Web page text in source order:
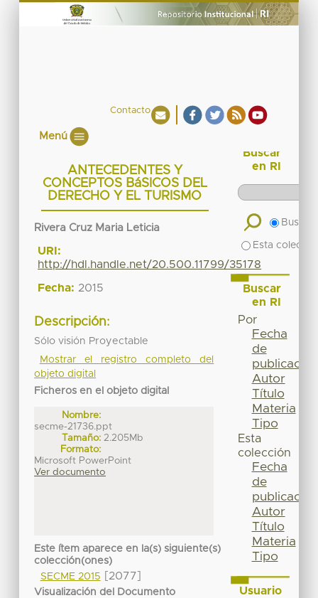
Contacto
Menú
ANTECEDENTES Y
CONCEPTOS BáSICOS DEL
DERECHO Y EL TURISMO
Rivera Cruz Maria Leticia
URI:
http://hdl.handle.net/20.500.11799/35178
Fecha: 2015
Descripción:
Sólo visión Proyectable
Mostrar el registro completo del
objeto digital
Ficheros en el objeto digital
Nombre:
secme-21736.ppt
Tamaño: 2.205Mb
Formato:
Microsoft PowerPoint
Ver documento
Este ítem aparece en la(s) siguiente(s)
colección(ones)
SECME 2015
[2077]
Visualización del Documento
Buscar
en RI
Buscar
Esta
Buscar
en RI
Por
Fecha
de
publicación
Autor
Título
Materia
Tipo
Esta
colección
Fecha
de
publicación
Autor
Título
Materia
Tipo
Usuario